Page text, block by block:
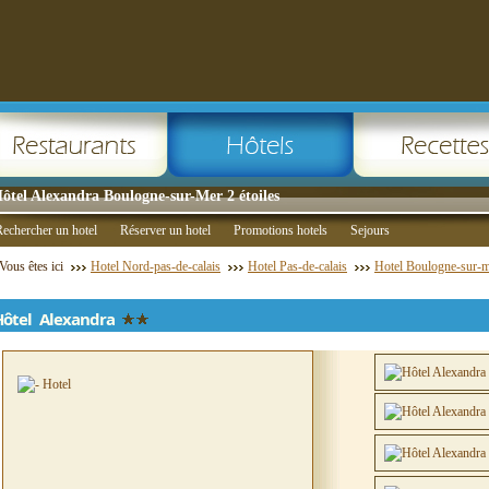
Alexandra Boulogne-sur-Mer 2 étoiles
un hotel Réserver un hotel Promotions hotels Sejours
Vous êtes ici Hotel Nord-pas-de-calais Hotel Pas-de-calais Hotel Boulogne-sur-
Alexandra